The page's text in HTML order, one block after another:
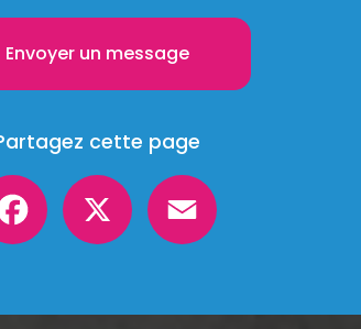
Envoyer un message
cette page
Facebook